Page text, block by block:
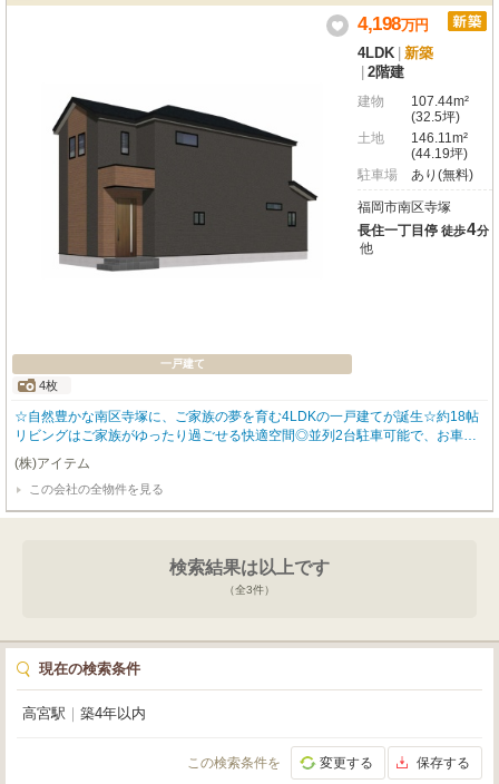
一戸建て
4枚
4,198万円
4LDK 新築
2階建
建物
107.44m²
(32.5坪)
土地
146.11m²
(44.19坪)
駐車場
あり(無料)
福岡市南区寺塚
長住一丁目停 徒歩4分
他
☆自然豊かな南区寺塚に、ご家族の夢を育む4LDKの一戸建てが誕生☆約18帖
リビングはご家族がゆったり過ごせる快適空間◎並列2台駐車可能で、お車で
の移動もスムーズ♪システムキッチンや食洗機、浴室乾燥機、WICなど、日々
の家事をサポートする充実設備が魅力♪24時間営業のスーパーが徒歩10分圏内
にあり、毎日のお買い物に便利な住環境◎ご見学前のご質問や住宅ローンのご
相談なども随時承っております。まずはお気軽にご連絡ください♪
(株)アイテム
この会社の全物件を見る
検索結果は以上です
（全3件）
現在の検索条件
高宮駅 築4年以内
この検索条件を 変更する 保存する